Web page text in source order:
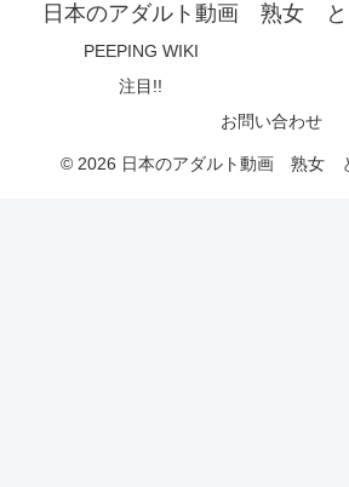
日本のアダルト動画 熟女
PEEPING WIKI
注目!!
お問い合わせ
© 2026 日本のアダルト動画 熟女